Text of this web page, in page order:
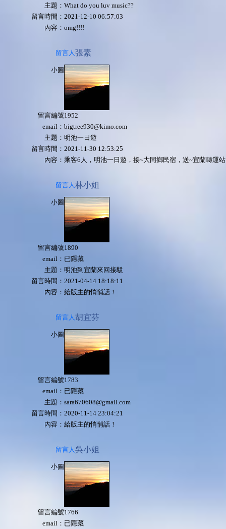
主題： What do you luv music??
留言時間： 2021-12-10 06:57:03
內容： omg!!!!
留言人張素
小圖
留言編號1952
email： bigtree930@kimo.com
主題： 明池一日遊
留言時間： 2021-11-30 12:53:25
內容： 乘客6人，明池一日遊，接~大同鄉民宿，送~宜蘭轉運
留言人林小姐
小圖
留言編號1890
email： 已隱藏
主題： 明池到宜蘭來回接駁
留言時間： 2021-04-14 18:18:11
內容： 給版主的悄悄話！
留言人胡宜芬
小圖
留言編號1783
email： 已隱藏
主題： sara670608@gmail.com
留言時間： 2020-11-14 23:04:21
內容： 給版主的悄悄話！
留言人吳小姐
小圖
留言編號1766
email： 已隱藏